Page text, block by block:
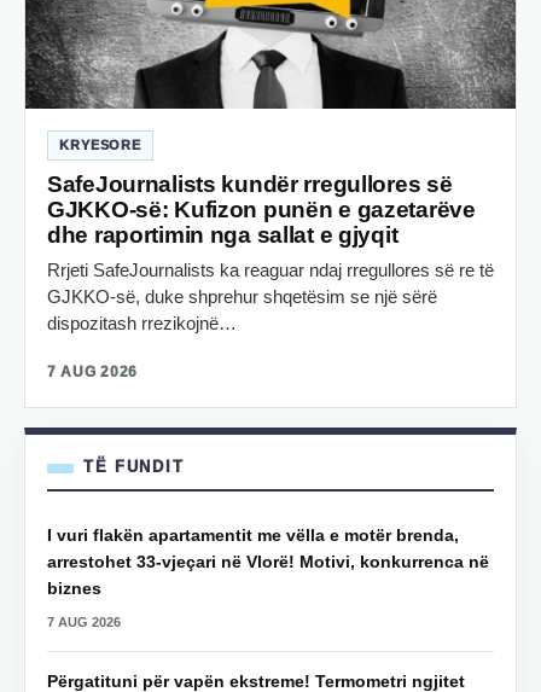
KRYESORE
SafeJournalists kundër rregullores së
GJKKO-së: Kufizon punën e gazetarëve
dhe raportimin nga sallat e gjyqit
Rrjeti SafeJournalists ka reaguar ndaj rregullores së re të
GJKKO-së, duke shprehur shqetësim se një sërë
dispozitash rrezikojnë…
7 AUG 2026
TË FUNDIT
I vuri flakën apartamentit me vëlla e motër brenda,
arrestohet 33-vjeçari në Vlorë! Motivi, konkurrenca në
biznes
7 AUG 2026
Përgatituni për vapën ekstreme! Termometri ngjitet